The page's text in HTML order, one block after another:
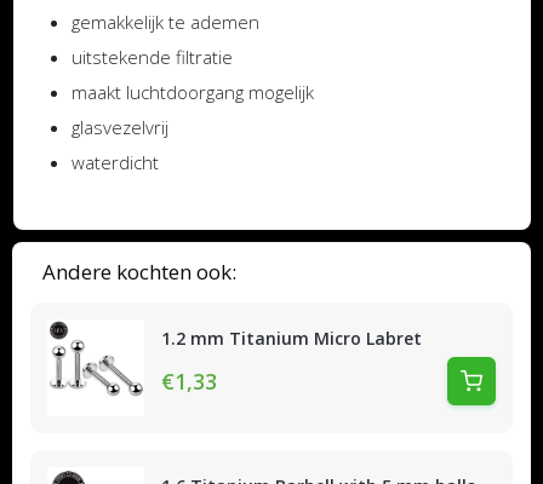
Andere kochten ook:
1.2 mm Titanium Micro Labret
€1,33
gemakkelijk te ademen
uitstekende filtratie
maakt luchtdoorgang mogelijk
glasvezelvrij
waterdicht